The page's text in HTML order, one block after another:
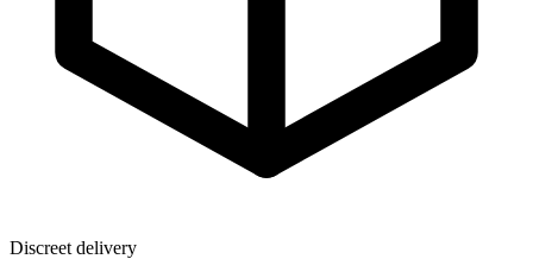
Discreet delivery